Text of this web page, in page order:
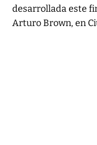
desarrollada este
Arturo Brown, en